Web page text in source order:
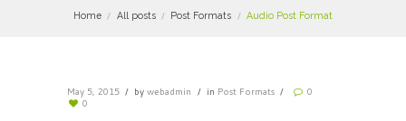
Home All posts Post Formats Audio Post Format
May 5, 2015 bywebadmin in Post Formats
0
0